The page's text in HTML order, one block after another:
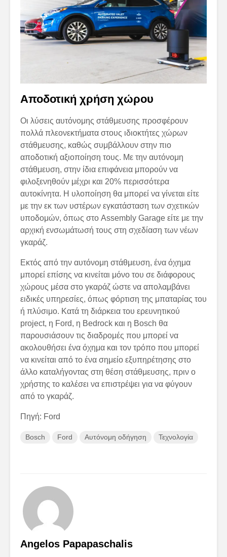
Αποδοτική χρήση χώρου
Οι λύσεις αυτόνομης στάθμευσης προσφέρουν
πολλά πλεονεκτήματα στους ιδιοκτήτες χώρων
στάθμευσης, καθώς συμβάλλουν στην πιο
αποδοτική αξιοποίηση τους. Με την αυτόνομη
στάθμευση, στην ίδια επιφάνεια μπορούν να
φιλοξενηθούν μέχρι και 20% περισσότερα
αυτοκίνητα. Η υλοποίηση θα μπορεί να γίνεται είτε
με την εκ των υστέρων εγκατάσταση των σχετικών
υποδομών, όπως στο Assembly Garage είτε με την
αρχική ενσωμάτωσή τους στη σχεδίαση των νέων
γκαράζ.
Εκτός από την αυτόνομη στάθμευση, ένα όχημα
μπορεί επίσης να κινείται μόνο του σε διάφορους
χώρους μέσα στο γκαράζ ώστε να απολαμβάνει
ειδικές υπηρεσίες, όπως φόρτιση της μπαταρίας του
ή πλύσιμο. Κατά τη διάρκεια του ερευνητικού
project, η Ford, η Bedrock και η Bosch θα
παρουσιάσουν τις διαδρομές που μπορεί να
ακολουθήσει ένα όχημα και τον τρόπο που μπορεί
να κινείται από το ένα σημείο εξυπηρέτησης στο
άλλο καταλήγοντας στη θέση στάθμευσης, πριν ο
χρήστης το καλέσει να επιστρέψει για να φύγουν
από το γκαράζ.
Πηγή: Ford
Bosch Ford Αυτόνομη οδήγηση Τεχνολογία
Angelos Papapaschalis